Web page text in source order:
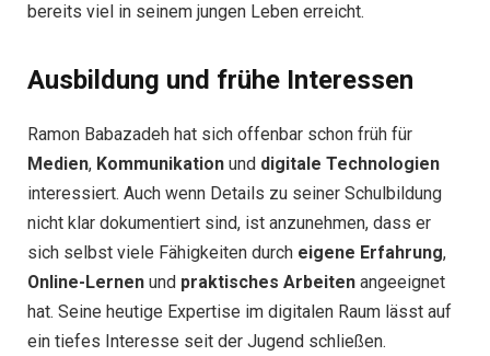
bereits viel in seinem jungen Leben erreicht.
Ausbildung und frühe Interessen
Ramon Babazadeh hat sich offenbar schon früh für
Medien, Kommunikation und digitale Technologien
interessiert. Auch wenn Details zu seiner Schulbildung
nicht klar dokumentiert sind, ist anzunehmen, dass er
sich selbst viele Fähigkeiten durch eigene Erfahrung,
Online-Lernen und praktisches Arbeiten angeeignet
hat. Seine heutige Expertise im digitalen Raum lässt auf
ein tiefes Interesse seit der Jugend schließen.